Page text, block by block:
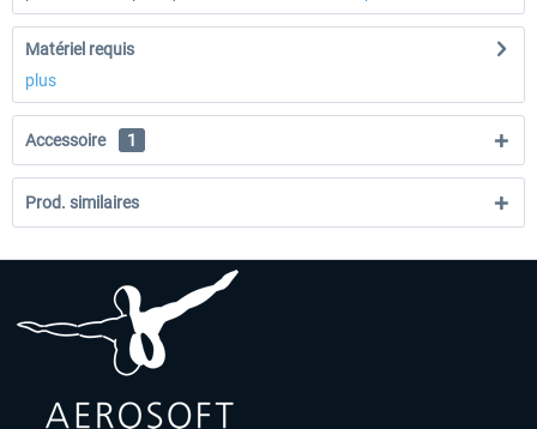
Matériel requis
plus
Accessoire 1
Prod. similaires